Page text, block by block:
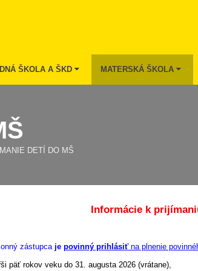
ŠKOLA A ŠKD MATERSKÁ ŠKOLA
DETÍ DO MŠ
Informácie k
zástupca je povinný prihlásiťna plnenie
päť rokov veku do 31. augusta 2026 (vrátane),